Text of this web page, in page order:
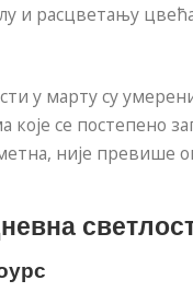
и расцветању
у марту су
које се постепено
није превише